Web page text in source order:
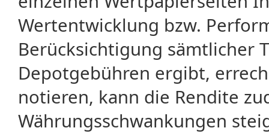
Wertentwicklung bzw.
Berücksichtigung sämtlicher
Depotgebühren ergibt,
notieren, kann die Rendite
Währungsschwankungen